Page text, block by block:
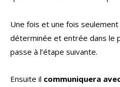
Une fois et une fois
déterminée et entrée dans le
passe à l’étape suivante.
Ensuite il communiquera